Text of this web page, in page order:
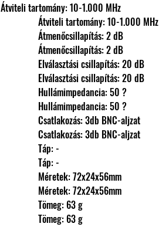
Átviteli tartomány: 10-1.000 MHz
                Átviteli tartomány: 10-1.000 MHz
                Átmenőcsillapítás: 2 dB
                Átmenőcsillapítás: 2 dB
                Elválasztási csillapítás: 20 dB
                Elválasztási csillapítás: 20 dB
                Hullámimpedancia: 50 ?
                Hullámimpedancia: 50 ?
                Csatlakozás: 3db BNC-aljzat
                Csatlakozás: 3db BNC-aljzat
                Táp: -
                Táp: -
                Méretek: 72x24x56mm
                Méretek: 72x24x56mm
                Tömeg: 63 g
                Tömeg: 63 g